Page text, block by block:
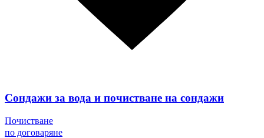
Сондажи за вода и почистване на сондажи
Почистване
по договаряне